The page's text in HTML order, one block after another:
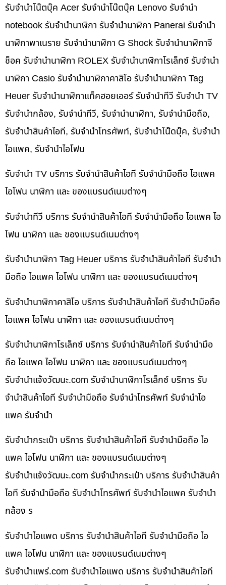
รับจำนำโน๊ตบุ๊ค Acer รับจำนำโน๊ตบุ๊ค Lenovo รับจำนำ
notebook รับจำนำนาฬิกา รับจำนำนาฬิกา Panerai รับจำนำ
นาฬิกาพาเนราย รับจำนำนาฬิกา G Shock รับจำนำนาฬิกาจี
ช็อค รับจำนำนาฬิกา ROLEX รับจำนำนาฬิกาโรเล็กซ์ รับจำนำ
นาฬิกา Casio รับจำนำนาฬิกาคาสิโอ รับจำนำนาฬิกา Tag
Heuer รับจำนำนาฬิกาแท็คฮอยเออร์ รับจำนำทีวี รับจำนำ TV
รับจำนำกล้อง, รับจำนำทีวี, รับจำนำนาฬิกา, รับจำนำมือถือ,
รับจำนำสินค้าไอที, รับจำนำโทรศัพท์, รับจำนำโน๊ดบุ๊ค, รับจำนำ
ไอแพค, รับจำนำไอโฟน
รับจำนำ TV บริการ รับจำนำสินค้าไอที รับจำนำมือถือ ไอแพค
ไอโฟน นาฬิกา และ ของแบรนด์เนมต่างๆ
รับจำนำทีวี บริการ รับจำนำสินค้าไอที รับจำนำมือถือ ไอแพค ไอ
โฟน นาฬิกา และ ของแบรนด์เนมต่างๆ
รับจำนำนาฬิกา Tag Heuer บริการ รับจำนำสินค้าไอที รับจำนำ
มือถือ ไอแพค ไอโฟน นาฬิกา และ ของแบรนด์เนมต่างๆ
รับจำนำนาฬิกาคาสิโอ บริการ รับจำนำสินค้าไอที รับจำนำมือถือ
ไอแพค ไอโฟน นาฬิกา และ ของแบรนด์เนมต่างๆ
รับจำนำนาฬิกาโรเล็กซ์ บริการ รับจำนำสินค้าไอที รับจำนำมือ
ถือ ไอแพค ไอโฟน นาฬิกา และ ของแบรนด์เนมต่างๆ
รับจํานําแจ้งวัฒนะ.com รับจำนำนาฬิกาโรเล็กซ์ บริการ รับ
จำนำสินค้าไอที รับจำนำมือถือ รับจำนำโทรศัพท์ รับจำนำไอ
แพค รับจำนำ
รับจำนำกระเป๋า บริการ รับจำนำสินค้าไอที รับจำนำมือถือ ไอ
แพค ไอโฟน นาฬิกา และ ของแบรนด์เนมต่างๆ
รับจํานําแจ้งวัฒนะ.com รับจำนำกระเป๋า บริการ รับจำนำสินค้า
ไอที รับจำนำมือถือ รับจำนำโทรศัพท์ รับจำนำไอแพค รับจำนำ
กล้อง ร
รับจำนำไอแพด บริการ รับจำนำสินค้าไอที รับจำนำมือถือ ไอ
แพค ไอโฟน นาฬิกา และ ของแบรนด์เนมต่างๆ
รับจํานําแพร่.com รับจำนำไอแพด บริการ รับจำนำสินค้าไอที